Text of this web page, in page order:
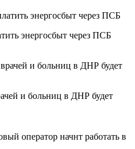
энергосбыт через ПСБ
и больниц в ДНР будет